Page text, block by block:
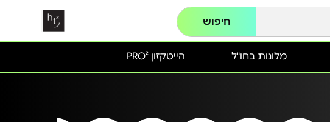
חיפוש
הייטקזון PRO² מלונות בחו"ל